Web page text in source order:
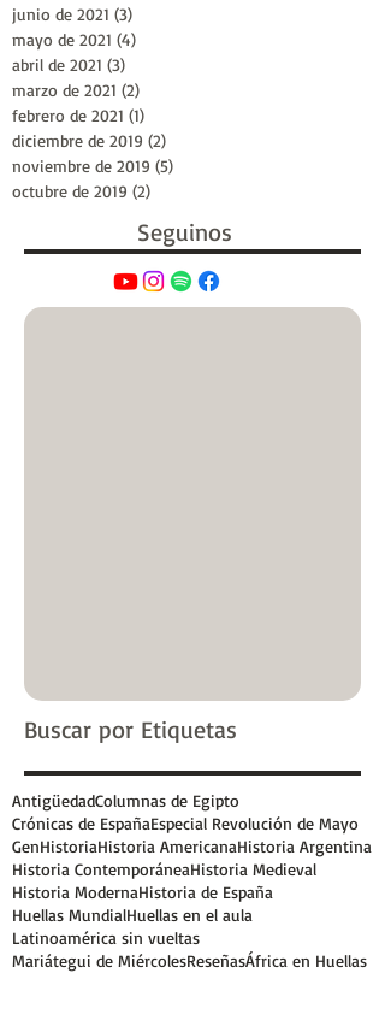
junio de 2021 (3)
mayo de 2021 (4)
abril de 2021 (3)
marzo de 2021 (2)
febrero de 2021 (1)
diciembre de 2019 (2)
noviembre de 2019 (5)
octubre de 2019 (2)
Seguinos
Buscar por Etiquetas
AntigüedadColumnas de Egipto
Crónicas de EspañaEspecial Revolución de Mayo
GenHistoriaHistoria AmericanaHistoria Argentina
Historia ContemporáneaHistoria Medieval
Historia ModernaHistoria de España
Huellas MundialHuellas en el aula
Latinoamérica sin vueltas
Mariátegui de MiércolesReseñasÁfrica en Huellas